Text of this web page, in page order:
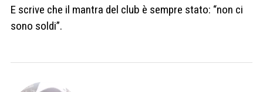
E scrive che il mantra del club è sempre stato: “non ci
sono soldi”.